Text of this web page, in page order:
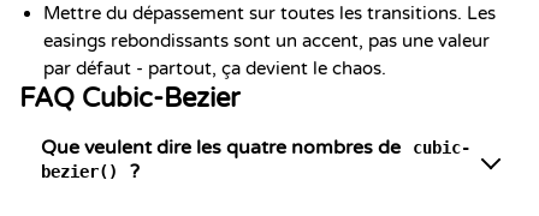
Mettre du dépassement sur toutes les transitions. Les
easings rebondissants sont un accent, pas une valeur
par défaut - partout, ça devient le chaos.
FAQ Cubic-Bezier
Que veulent dire les quatre nombres de
cubic-
bezier()
?